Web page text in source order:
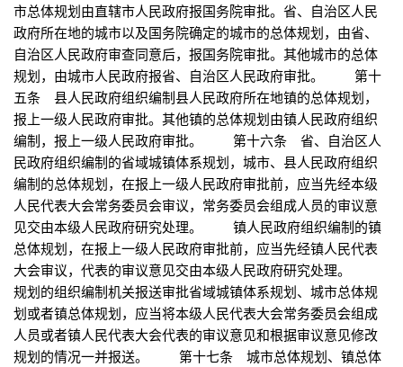
市总体规划由直辖市人民政府报国务院审批。省、自治区人民
政府所在地的城市以及国务院确定的城市的总体规划，由省、
自治区人民政府审查同意后，报国务院审批。其他城市的总体
规划，由城市人民政府报省、自治区人民政府审批。 第十
五条 县人民政府组织编制县人民政府所在地镇的总体规划，
报上一级人民政府审批。其他镇的总体规划由镇人民政府组织
编制，报上一级人民政府审批。 第十六条 省、自治区人
民政府组织编制的省域城镇体系规划，城市、县人民政府组织
编制的总体规划，在报上一级人民政府审批前，应当先经本级
人民代表大会常务委员会审议，常务委员会组成人员的审议意
见交由本级人民政府研究处理。 镇人民政府组织编制的镇
总体规划，在报上一级人民政府审批前，应当先经镇人民代表
大会审议，代表的审议意见交由本级人民政府研究处理。
规划的组织编制机关报送审批省域城镇体系规划、城市总体规
划或者镇总体规划，应当将本级人民代表大会常务委员会组成
人员或者镇人民代表大会代表的审议意见和根据审议意见修改
规划的情况一并报送。 第十七条 城市总体规划、镇总体